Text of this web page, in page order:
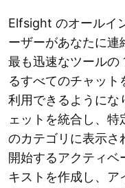
Elfsight のオールイ
ーザーがあなたに連
最も迅速なツールの
るすべてのチャッ
利用できるようにな
ェットを統合し、
のカテゴリに表示さ
開始するアクティ
キストを作成し、ア